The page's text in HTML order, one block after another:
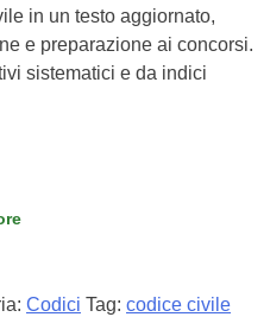
in un testo aggiornato,
e preparazione ai concorsi.
sistematici e da indici
Codici Tag: codice civile